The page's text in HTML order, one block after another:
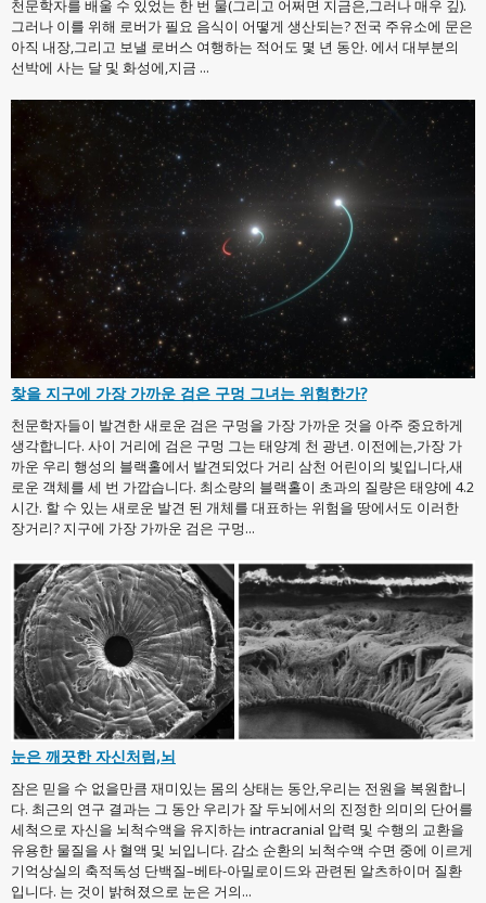
천문학자를 배울 수 있었는 한 번 물(그리고 어쩌면 지금은,그러나 매우 깊).
그러나 이를 위해 로버가 필요 음식이 어떻게 생산되는? 전국 주유소에 문은
아직 내장,그리고 보낼 로버스 여행하는 적어도 몇 년 동안. 에서 대부분의
선박에 사는 달 및 화성에,지금 ...
찾을 지구에 가장 가까운 검은 구멍 그녀는 위험한가?
천문학자들이 발견한 새로운 검은 구멍을 가장 가까운 것을 아주 중요하게
생각합니다. 사이 거리에 검은 구멍 그는 태양계 천 광년. 이전에는,가장 가
까운 우리 행성의 블랙홀에서 발견되었다 거리 삼천 어린이의 빛입니다,새
로운 객체를 세 번 가깝습니다. 최소량의 블랙홀이 초과의 질량은 태양에 4.2
시간. 할 수 있는 새로운 발견 된 개체를 대표하는 위험을 땅에서도 이러한
장거리? 지구에 가장 가까운 검은 구멍...
눈은 깨끗한 자신처럼,뇌
잠은 믿을 수 없을만큼 재미있는 몸의 상태는 동안,우리는 전원을 복원합니
다. 최근의 연구 결과는 그 동안 우리가 잘 두뇌에서의 진정한 의미의 단어를
세척으로 자신을 뇌척수액을 유지하는 intracranial 압력 및 수행의 교환을
유용한 물질을 사 혈액 및 뇌입니다. 감소 순환의 뇌척수액 수면 중에 이르게
기억상실의 축적독성 단백질–베타-아밀로이드와 관련된 알츠하이머 질환
입니다. 는 것이 밝혀졌으로 눈은 거의...